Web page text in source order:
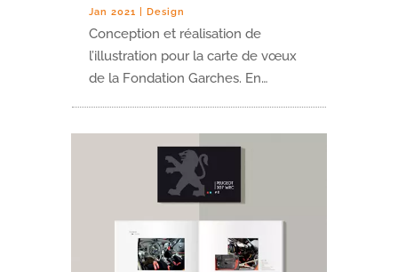
Jan 2021 Design
Conception et réalisation de
l’illustration pour la carte de vœux
de la Fondation Garches. En…